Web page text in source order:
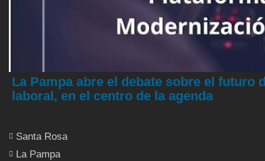
La Pampa abre el debate sobre el
laboral, en el centro de la agenda
Santa Rosa
La Pampa